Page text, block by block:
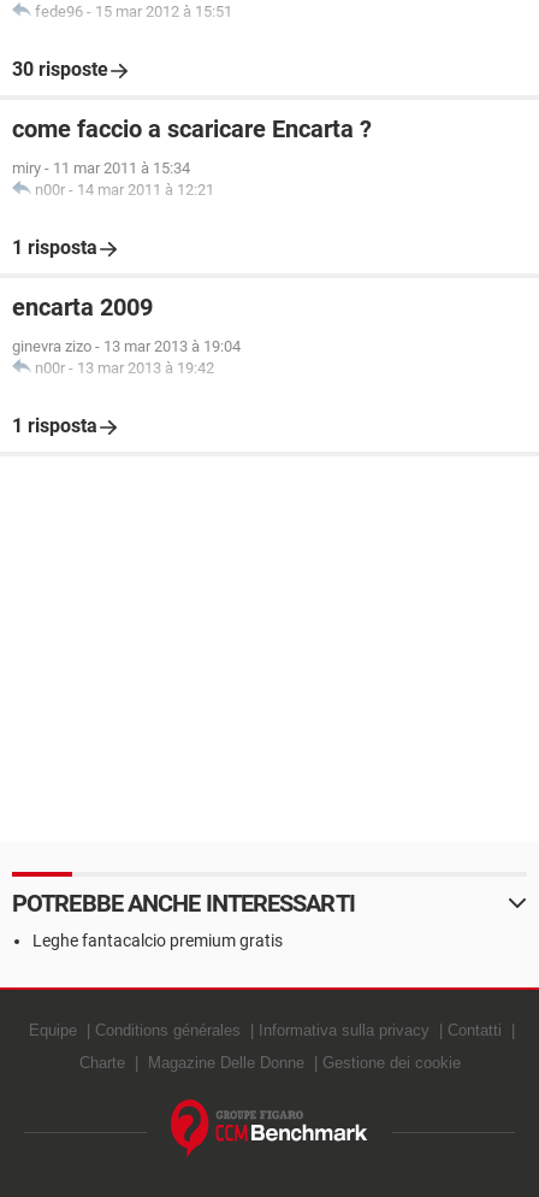
fede96 - 15 mar 2012 à 15:51
30 risposte
come faccio a scaricare Encarta ?
miry - 11 mar 2011 à 15:34
n00r - 14 mar 2011 à 12:21
1 risposta
encarta 2009
ginevra zizo - 13 mar 2013 à 19:04
n00r - 13 mar 2013 à 19:42
1 risposta
POTREBBE ANCHE INTERESSARTI
Leghe fantacalcio premium gratis
Equipe Conditions générales Informativa sulla privacy
Contatti
Charte
Magazine Delle Donne Gestione dei cookie